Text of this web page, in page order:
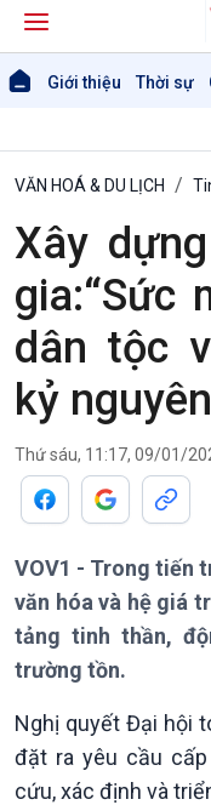
Giới thiệu Thời sự
VĂN HOÁ & DU LỊCH
Xây
gia:“Sức
dân tộc
kỷ
Thứ sáu, 11:17, 09/01/
VOV1 - Trong tiến
văn hóa và hệ giá
tảng tinh thần,
trường tồn.
Nghị quyết Đại hội
đặt ra yêu cầu
cứu, xác định và